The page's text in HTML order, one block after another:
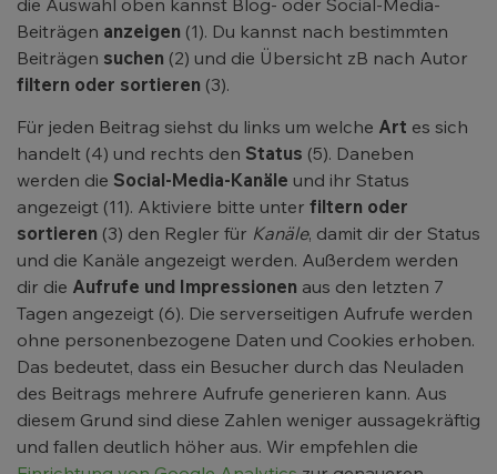
Beiträgen anzeigen (1). Du kannst nach bestimmten
Beiträgen suchen (2) und die Übersicht zB nach Autor
filtern oder sortieren (3).
Für jeden Beitrag siehst du links um welche Art es sich
handelt (4) und rechts den Status (5). Daneben
werden die Social-Media-Kanäle und ihr Status
angezeigt (11). Aktiviere bitte unter filtern oder
sortieren (3) den Regler für Kanäle, damit dir der Status
und die Kanäle angezeigt werden. Außerdem werden
dir die Aufrufe und Impressionen aus den letzten 7
Tagen angezeigt (6). Die serverseitigen Aufrufe werden
ohne personenbezogene Daten und Cookies erhoben.
Das bedeutet, dass ein Besucher durch das Neuladen
des Beitrags mehrere Aufrufe generieren kann. Aus
diesem Grund sind diese Zahlen weniger aussagekräftig
und fallen deutlich höher aus. Wir empfehlen die